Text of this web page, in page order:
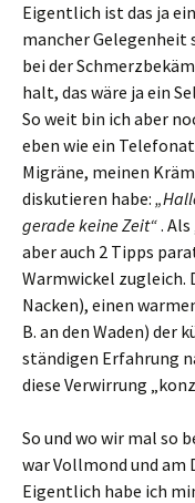
Eigentlich ist das ja
mancher Gelegenheit
bei der
halt, das wäre ja ein
So weit bin ich aber
eben wie ein
Migräne, meinen
diskutieren habe:
gerade keine Zeit“.
aber auch 2 Tipps
Warmwickel zugleich.
Nacken), einen
B. an den Waden) der
ständigen Erfahrung
diese Verwirrung
So und wo wir mal so
war Vollmond und
Eigentlich habe ich